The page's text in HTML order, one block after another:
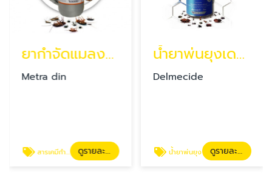
ยากำจัดแมลงพลูริซิด ยากำจัดแมลงเมทราดิน เอสซี
Metra din
สารเคมีกำจัดแมลง ดูรายละเอียด
น้ำยาพ่นยุงเดลมีไซด์ ยาฉีดแมลงบินไบโอแอมเพลท
Delmecide
น้ำยาพ่นยุง ดูรายละเอียด